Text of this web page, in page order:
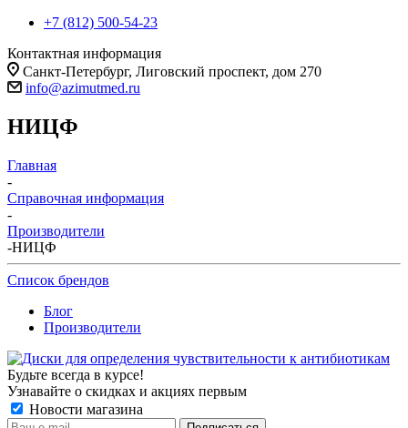
+7 (812) 500-54-23
Контактная информация
Санкт-Петербург, Лиговский проспект, дом 270
info@azimutmed.ru
НИЦФ
Главная
-
Справочная информация
-
Производители
-НИЦФ
Список брендов
Блог
Производители
Будьте всегда в курсе!
Узнавайте о скидках и акциях первым
Новости магазина